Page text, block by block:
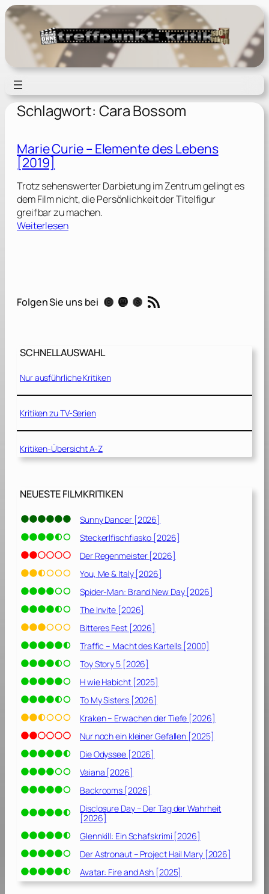
Zum
Inhalt
springen
Schlagwort: Cara Bossom
Marie Curie – Elemente des Lebens
[2019]
Trotz sehenswerter Darbietung im Zentrum gelingt es
dem Film nicht, die Persönlichkeit der Titelfigur
greifbar zu machen.
Weiterlesen:
C
e
–
E
l
e
n
e
e
L
e
b
n
s
[
2
0
1
9
]
Folgen Sie uns bei Instagram Mastodon Threads RSS-Feed
SCHNELLAUSWAHL
Nur ausführliche Kritiken
Kritiken zu TV-Serien
Kritiken-Übersicht A-Z
NEUESTE FILMKRITIKEN
Sunny Dancer [2026]
Steckerlfischfiasko [2026]
Der Regenmeister [2026]
You, Me & Italy [2026]
Spider-Man: Brand New Day [2026]
The Invite [2026]
Bitteres Fest [2026]
Traffic – Macht des Kartells [2000]
Toy Story 5 [2026]
H wie Habicht [2025]
To My Sisters [2026]
Kraken – Erwachen der Tiefe [2026]
Nur noch ein kleiner Gefallen [2025]
Die Odyssee [2026]
Vaiana [2026]
Backrooms [2026]
Disclosure Day – Der Tag der Wahrheit
[2026]
Glennkill: Ein Schafskrimi [2026]
Der Astronaut – Project Hail Mary [2026]
Avatar: Fire and Ash [2025]